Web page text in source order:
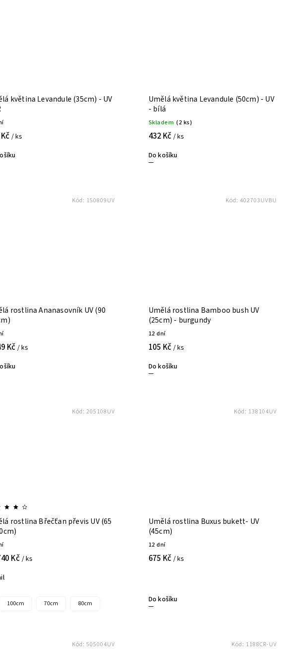
květina Levandule (35cm) - UV
/ ks
Umělá květina Levandule (50cm) - UV
- bílá
Skladem (2 ks)
432 Kč/ ks
Do košíku
rostlina Ananasovník UV (90
Kč/ ks
Kód: 150809UV
Umělá rostlina Bamboo bush UV
(25cm) - burgundy
12 dní
105 Kč/ ks
Do košíku
Kód: 402703UVBU
rostlina Břečťan převis UV (65
Kč / ks
100cm 70cm 80cm
Kód: 205108UV
Umělá rostlina Buxus bukett- UV
(45cm)
12 dní
675 Kč/ ks
Do košíku
Kód: 138104UV
Kód: 505004UV Kód: 1188CR-UV